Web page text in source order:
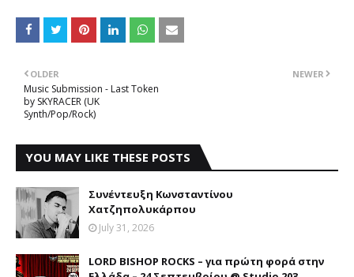
NEWER
OLDER
Music Submission - Last Token
by SKYRACER (UK
Synth/Pop/Rock)
YOU MAY LIKE THESE POSTS
Συνέντευξη Κωνσταντίνου
Χατζηπολυκάρπου
July 31, 2026
LORD BISHOP ROCKS – για πρώτη φορά στην